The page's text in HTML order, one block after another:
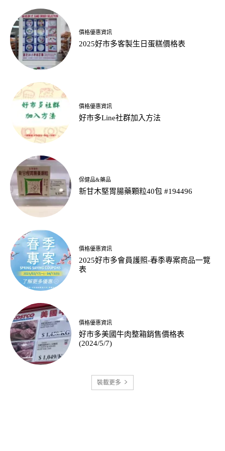
價格優惠資訊
2025好市多客製生日蛋糕價格表
價格優惠資訊
好市多Line社群加入方法
保健品&藥品
新甘木堅胃腸藥顆粒40包 #194496
價格優惠資訊
2025好市多會員護照-春季專案商品一覽
表
價格優惠資訊
好市多美國牛肉整箱銷售價格表
(2024/5/7)
裝載更多